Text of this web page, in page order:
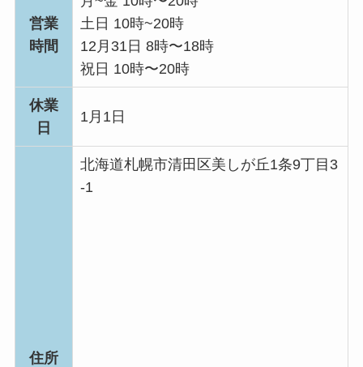
営業
時間
土日 10時~20時
12月31日 8時〜18時
祝日 10時〜20時
休業
日
1月1日
住所
北海道札幌市清田区美しが丘1条9丁目3
-1